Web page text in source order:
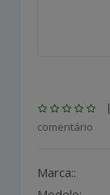
|
comentário
Marca::